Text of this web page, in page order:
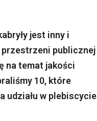
jest inny i
publicznej
na temat jakości
10, które
udziału w